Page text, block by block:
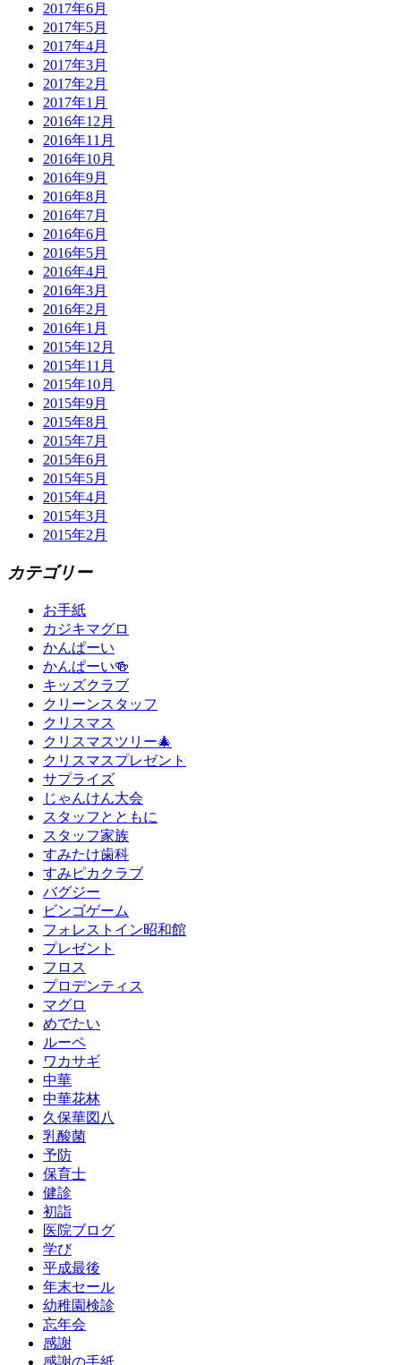
2017年6月
2017年5月
2017年4月
2017年3月
2017年2月
2017年1月
2016年12月
2016年11月
2016年10月
2016年9月
2016年8月
2016年7月
2016年6月
2016年5月
2016年4月
2016年3月
2016年2月
2016年1月
2015年12月
2015年11月
2015年10月
2015年9月
2015年8月
2015年7月
2015年6月
2015年5月
2015年4月
2015年3月
2015年2月
カテゴリー
お手紙
カジキマグロ
かんぱーい
かんぱーい🍻
キッズクラブ
クリーンスタッフ
クリスマス
クリスマスツリー🎄
クリスマスプレゼント
サプライズ
じゃんけん大会
スタッフとともに
スタッフ家族
すみたけ歯科
すみピカクラブ
バグジー
ビンゴゲーム
フォレストイン昭和館
プレゼント
フロス
プロデンティス
マグロ
めでたい
ルーペ
ワカサギ
中華
中華花林
久保華図八
乳酸菌
予防
保育士
健診
初詣
医院ブログ
学び
平成最後
年末セール
幼稚園検診
忘年会
感謝